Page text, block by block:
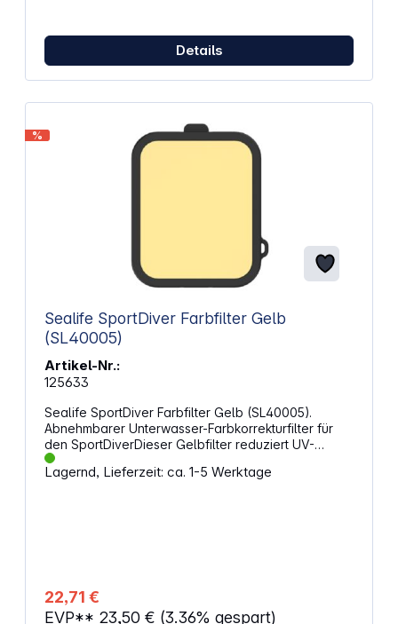
Details
%
Sealife SportDiver Farbfilter Gelb
(SL40005)
Artikel-Nr.:
125633
Sealife SportDiver Farbfilter Gelb (SL40005).
Abnehmbarer Unterwasser-Farbkorrekturfilter für
den SportDiverDieser Gelbfilter reduziert UV-
Strahlung und übermäßige Blautöne, um natürliche
Unterwasserfarben wiederherzustellen oder blaues
SportDiver Ultra. Er lässt sich unter Wasser einfach
am optischen Linsenrahmen des SportDiver
anbringen und entfernen. MaterialHergestellt aus
Lagernd, Lieferzeit: ca. 1-5 Werktage
22,71 €
EVP** 23,50 € (3.36% gespart)